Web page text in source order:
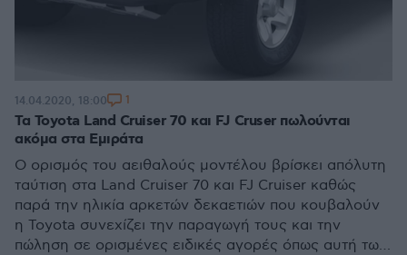
Τα Toyota Land Cruiser 70 και FJ Cruser πωλούνται
ακόμα στα Εμιράτα
Ο ορισμός του αειθαλούς μοντέλου βρίσκει απόλυτη
ταύτιση στα Land Cruiser 70 και FJ Cruiser καθώς
παρά την ηλικία αρκετών δεκαετιών που κουβαλούν
η Toyota συνεχίζει την παραγωγή τους και την
πώληση σε ορισμένες ειδικές αγορές όπως αυτή των
14.04.2020, 18:00 1